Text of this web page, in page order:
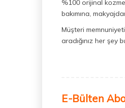
%100 orijinal
bakımına,
Müşteri
aradığınız her şey
E-Bülten